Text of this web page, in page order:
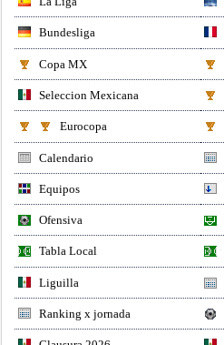
Bundesliga
Copa MX
Seleccion Mexicana
Eurocopa
Calendario
Equipos
Ofensiva
Tabla Local
Liguilla
Ranking x jornada